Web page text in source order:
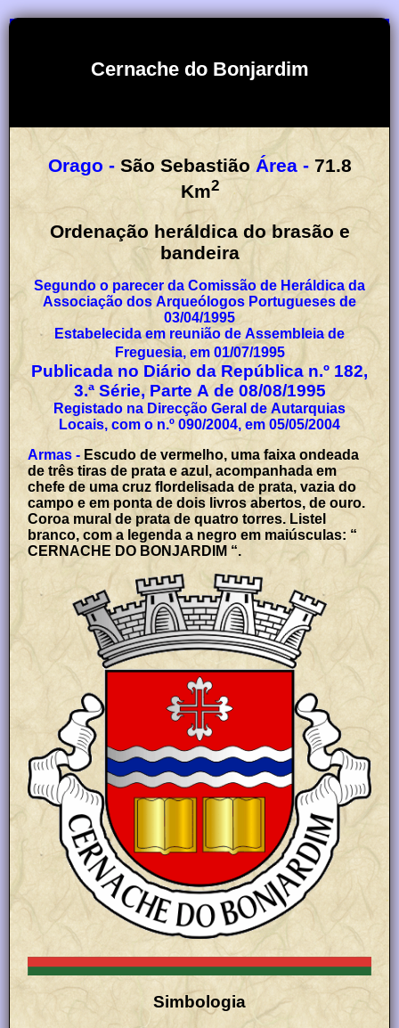
Cernache do Bonjardim
Orago - São Sebastião Área - 71.8
Km2
Ordenação heráldica do brasão e
bandeira
Segundo o parecer da Comissão de Heráldica da
Associação dos Arqueólogos Portugueses de
03/04/1995
Estabelecida em reunião de Assembleia de
Freguesia, em 01/07/1995
Publicada no Diário da República n.º 182,
3.ª Série, Parte A de 08/08/1995
Registado na Direcção Geral de Autarquias
Locais, com o n.º 090/2004, em 05/05/2004
Armas - Escudo de vermelho, uma faixa ondeada
de três tiras de prata e azul, acompanhada em
chefe de uma cruz flordelisada de prata, vazia do
campo e em ponta de dois livros abertos, de ouro.
Coroa mural de prata de quatro torres. Listel
branco, com a legenda a negro em maiúsculas: “
CERNACHE DO BONJARDIM “.
Simbologia